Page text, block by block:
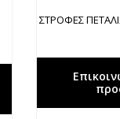
ΣΤΡΟΦΕΣ